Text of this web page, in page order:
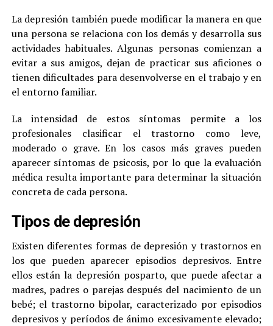
La depresión también puede modificar la manera en que
una persona se relaciona con los demás y desarrolla sus
actividades habituales. Algunas personas comienzan a
evitar a sus amigos, dejan de practicar sus aficiones o
tienen dificultades para desenvolverse en el trabajo y en
el entorno familiar.
La intensidad de estos síntomas permite a los
profesionales clasificar el trastorno como leve,
moderado o grave. En los casos más graves pueden
aparecer síntomas de psicosis, por lo que la evaluación
médica resulta importante para determinar la situación
concreta de cada persona.
Tipos de depresión
Existen diferentes formas de depresión y trastornos en
los que pueden aparecer episodios depresivos. Entre
ellos están la depresión posparto, que puede afectar a
madres, padres o parejas después del nacimiento de un
bebé; el trastorno bipolar, caracterizado por episodios
depresivos y períodos de ánimo excesivamente elevado;